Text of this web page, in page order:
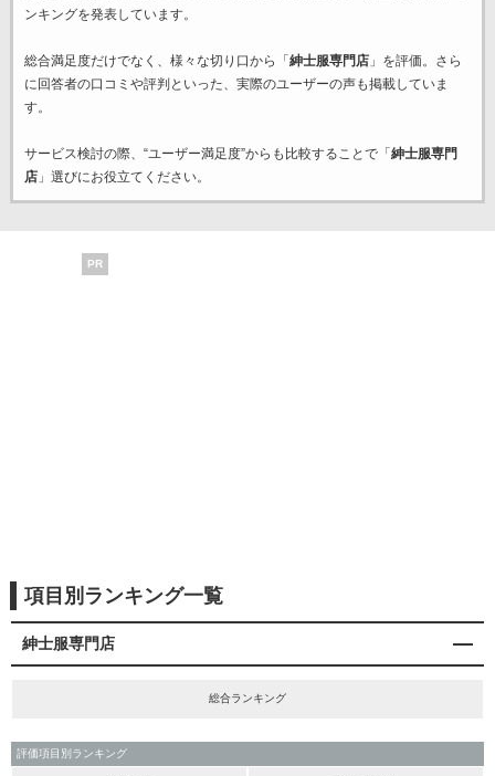
ンキングを発表しています。
総合満足度だけでなく、様々な切り口から「 紳士服専門店」を評価。さら
に回答者の口コミや評判といった、実際のユーザーの声も掲載していま
す。
サービス検討の際、“ユーザー満足度”からも比較することで「 紳士服専門
店」選びにお役立てください。
PR
項目別ランキング一覧
紳士服専門店
総合ランキング
評価項目別ランキング